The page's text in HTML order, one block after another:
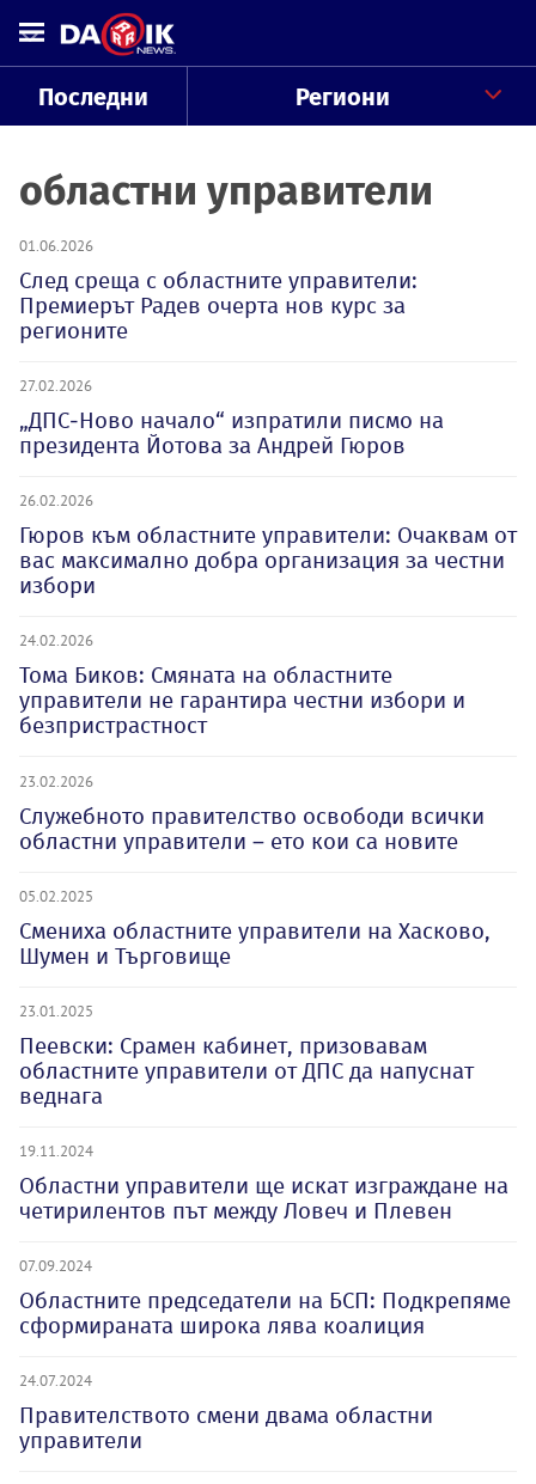
Последни Региони
областни управители
01.06.2026
След среща с областните управители:
Премиерът Радев очерта нов курс за
регионите
27.02.2026
„ДПС-Ново начало“ изпратили писмо на
президента Йотова за Андрей Гюров
26.02.2026
Гюров към областните управители: Очаквам от
вас максимално добра организация за честни
избори
24.02.2026
Тома Биков: Смяната на областните
управители не гарантира честни избори и
безпристрастност
23.02.2026
Служебното правителство освободи всички
областни управители – ето кои са новите
05.02.2025
Смениха областните управители на Хасково,
Шумен и Търговище
23.01.2025
Пеевски: Срамен кабинет, призовавам
областните управители от ДПС да напуснат
веднага
19.11.2024
Областни управители ще искат изграждане на
четирилентов път между Ловеч и Плевен
07.09.2024
Областните председатели на БСП: Подкрепяме
сформираната широка лява коалиция
24.07.2024
Правителството смени двама областни
управители